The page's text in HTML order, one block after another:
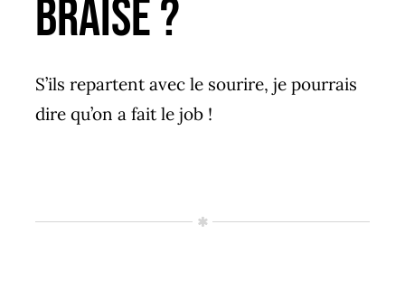
Braise ?
S’ils repartent avec le sourire, je pourrais
dire qu’on a fait le job !